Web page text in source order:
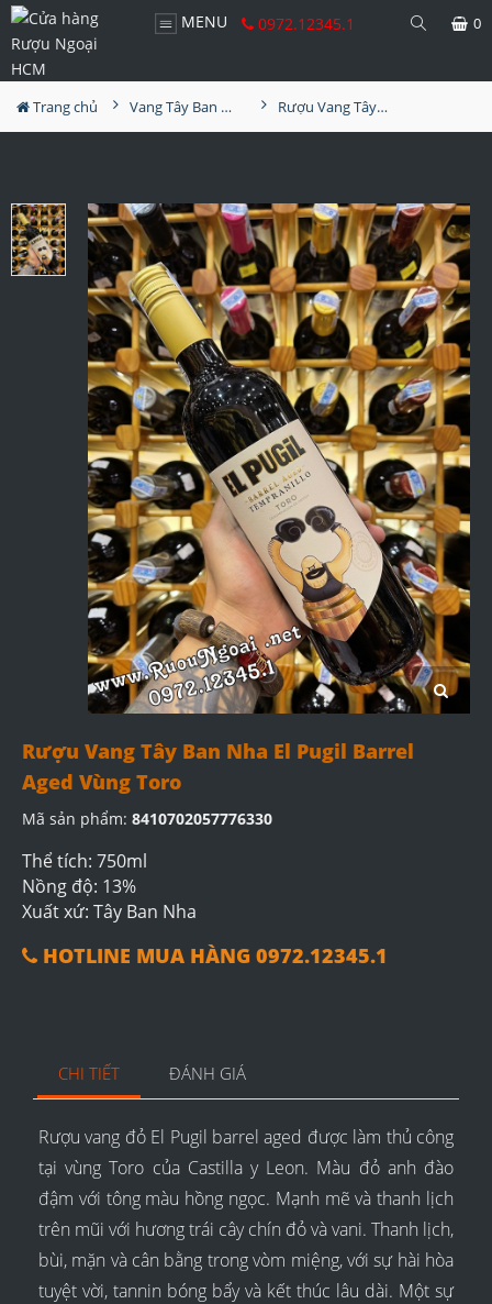
MENU 0972.12345.1 0
Trang chủ Vang Tây Ban Nha Rượu Vang Tây Ban Nha El Pugil Barrel Aged Vùng Toro
Rượu Vang Tây Ban Nha El Pugil Barrel
Aged Vùng Toro
Mã sản phẩm: 8410702057776330
Thể tích: 750ml
Nồng độ: 13%
Xuất xứ: Tây Ban Nha
HOTLINE MUA HÀNG 0972.12345.1
CHI TIẾT ĐÁNH GIÁ
Rượu vang đỏ El Pugil barrel aged được làm thủ công
tại vùng Toro của Castilla y Leon. Màu đỏ anh đào
đậm với tông màu hồng ngọc. Mạnh mẽ và thanh lịch
trên mũi với hương trái cây chín đỏ và vani. Thanh lịch,
bùi, mặn và cân bằng trong vòm miệng, với sự hài hòa
tuyệt vời, tannin bóng bẩy và kết thúc lâu dài. Một sự